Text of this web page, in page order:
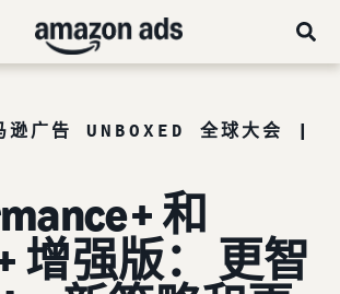
广告 UNBOXED 全球大会 |
和
增强版： 更智